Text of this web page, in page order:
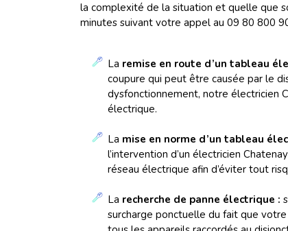
la complexité de la situation et quelle que
minutes suivant votre appel au 09 80 800
La remise en route d’un tableau
coupure qui peut être causée par le
dysfonctionnement, notre électricien
électrique.
La mise en norme d’un tableau
l’intervention d’un électricien
réseau électrique afin d’éviter tout
La recherche de panne électrique :
surcharge ponctuelle du fait que